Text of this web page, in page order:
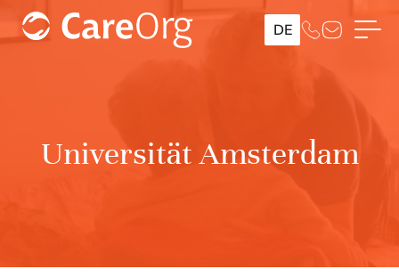
DE
Universität Amsterdam